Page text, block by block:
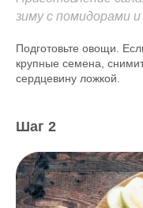
зиму с помидорами
Подготовьте овощи.
крупные семена,
сердцевину ложкой.
Шаг 2